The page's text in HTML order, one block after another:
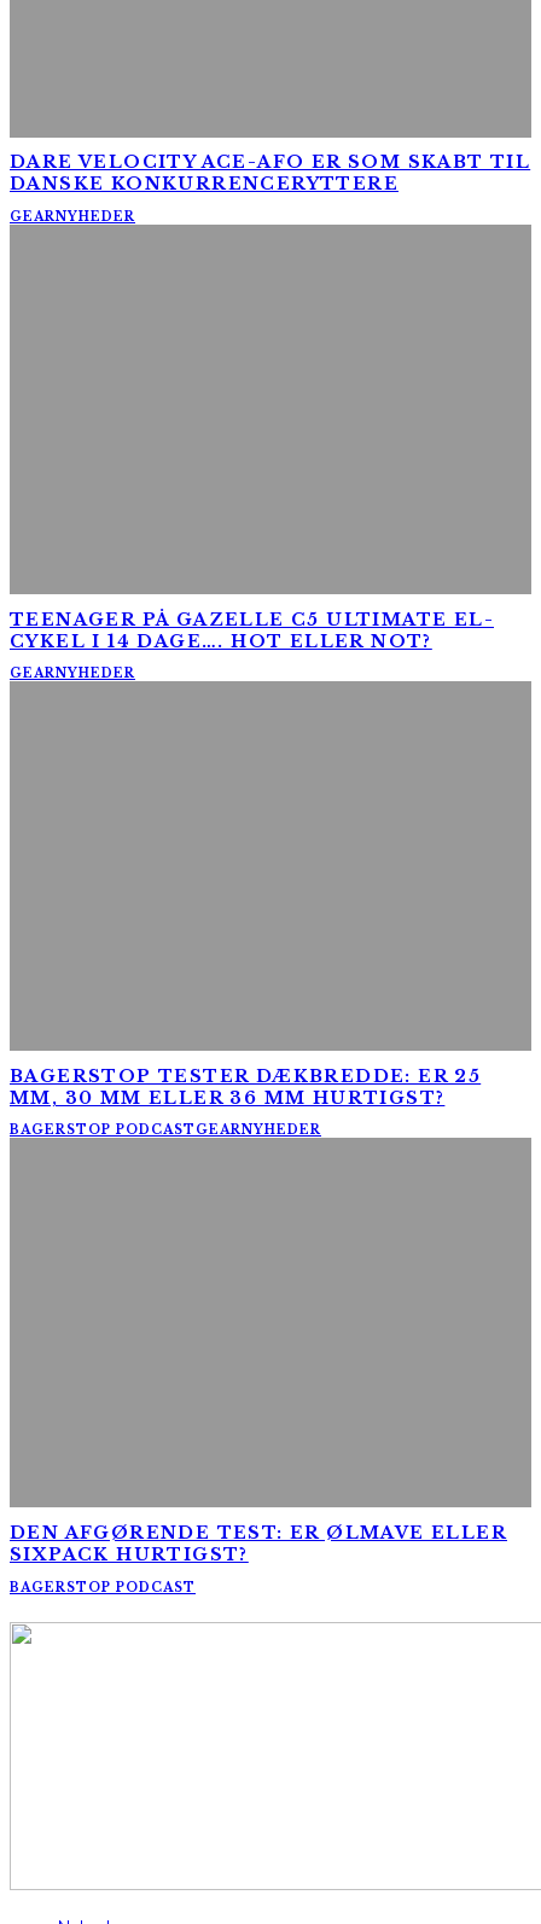
DARE VELOCITY ACE-AFO ER SOM SKABT TIL
DANSKE KONKURRENCERYTTERE
GEARNYHEDER
TEENAGER PÅ GAZELLE C5 ULTIMATE EL-
CYKEL I 14 DAGE…. HOT ELLER NOT?
GEARNYHEDER
BAGERSTOP TESTER DÆKBREDDE: ER 25
MM, 30 MM ELLER 36 MM HURTIGST?
BAGERSTOP PODCAST GEARNYHEDER
DEN AFGØRENDE TEST: ER ØLMAVE ELLER
SIXPACK HURTIGST?
BAGERSTOP PODCAST